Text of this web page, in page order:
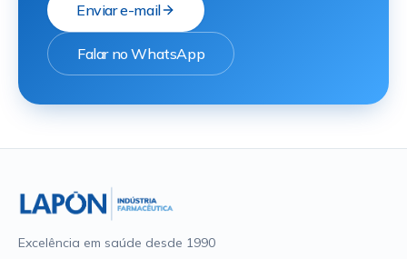
Enviar e-mail
Falar no WhatsApp
Excelência em saúde desde 1990